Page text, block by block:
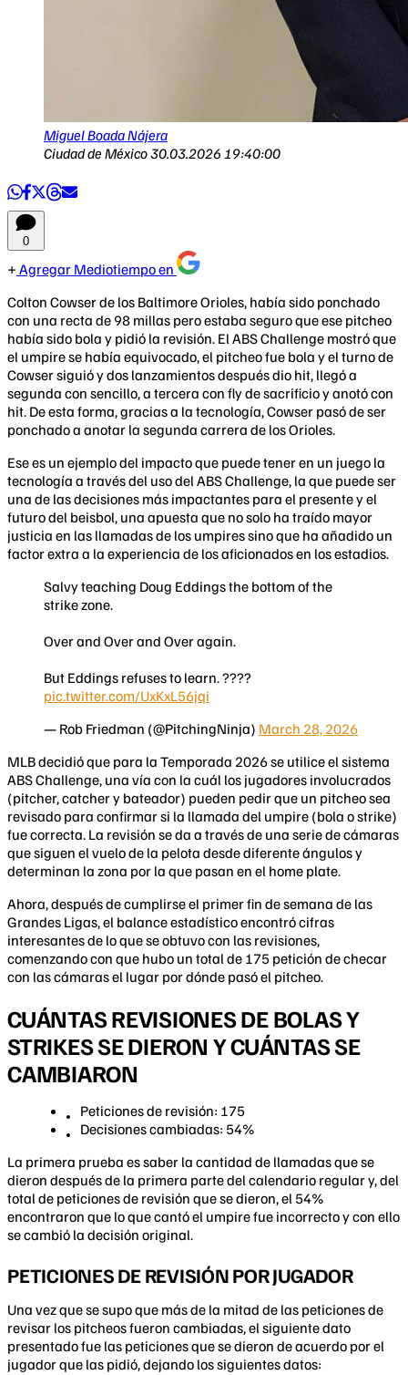
Miguel Boada Nájera
Ciudad de México30.03.2026 19:40:00
0
Agregar Mediotiempo en
Colton Cowser de los Baltimore Orioles, había sido ponchado
con una recta de 98 millas pero estaba seguro que ese pitcheo
había sido bola y pidió la revisión. El ABS Challenge mostró que
el umpire se había equivocado, el pitcheo fue bola y el turno de
Cowser siguió y dos lanzamientos después dio hit, llegó a
segunda con sencillo, a tercera con fly de sacrificio y anotó con
hit. De esta forma, gracias a la tecnología, Cowser pasó de ser
ponchado a anotar la segunda carrera de los Orioles.
Ese es un ejemplo del impacto que puede tener en un juego la
tecnología a través del uso del ABS Challenge, la que puede ser
una de las decisiones más impactantes para el presente y el
futuro del beisbol, una apuesta que no solo ha traído mayor
justicia en las llamadas de los umpires sino que ha añadido un
factor extra a la experiencia de los aficionados en los estadios.
Salvy teaching Doug Eddings the bottom of the
strike zone.
Over and Over and Over again.
But Eddings refuses to learn. ????
pic.twitter.com/UxKxL56jqi
— Rob Friedman (@PitchingNinja) March 28, 2026
MLB decidió que para la Temporada 2026 se utilice el sistema
ABS Challenge, una vía con la cuál los jugadores involucrados
(pitcher, catcher y bateador) pueden pedir que un pitcheo sea
revisado para confirmar si la llamada del umpire (bola o strike)
fue correcta. La revisión se da a través de una serie de cámaras
que siguen el vuelo de la pelota desde diferente ángulos y
determinan la zona por la que pasan en el home plate.
Ahora, después de cumplirse el primer fin de semana de las
Grandes Ligas, el balance estadístico encontró cifras
interesantes de lo que se obtuvo con las revisiones,
comenzando con que hubo un total de 175 petición de checar
con las cámaras el lugar por dónde pasó el pitcheo.
CUÁNTAS REVISIONES DE BOLAS Y
STRIKES SE DIERON Y CUÁNTAS SE
CAMBIARON
Peticiones de revisión: 175
Decisiones cambiadas: 54%
La primera prueba es saber la cantidad de llamadas que se
dieron después de la primera parte del calendario regular y, del
total de peticiones de revisión que se dieron, el 54%
encontraron que lo que cantó el umpire fue incorrecto y con ello
se cambió la decisión original.
PETICIONES DE REVISIÓN POR JUGADOR
Una vez que se supo que más de la mitad de las peticiones de
revisar los pitcheos fueron cambiadas, el siguiente dato
presentado fue las peticiones que se dieron de acuerdo por el
jugador que las pidió, dejando los siguientes datos: